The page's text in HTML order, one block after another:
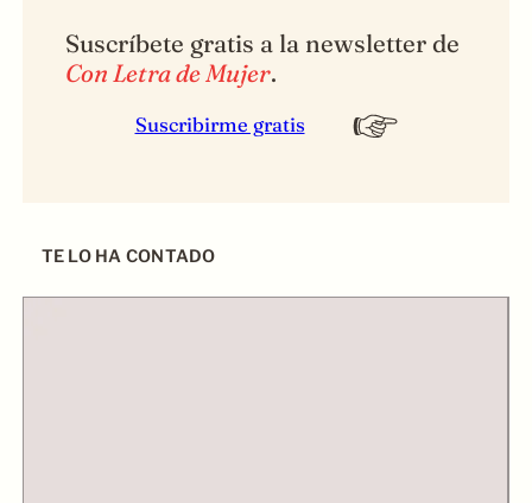
Suscríbete gratis a la newsletter de
Con Letra de Mujer.
Suscribirme gratis
TE LO HA CONTADO